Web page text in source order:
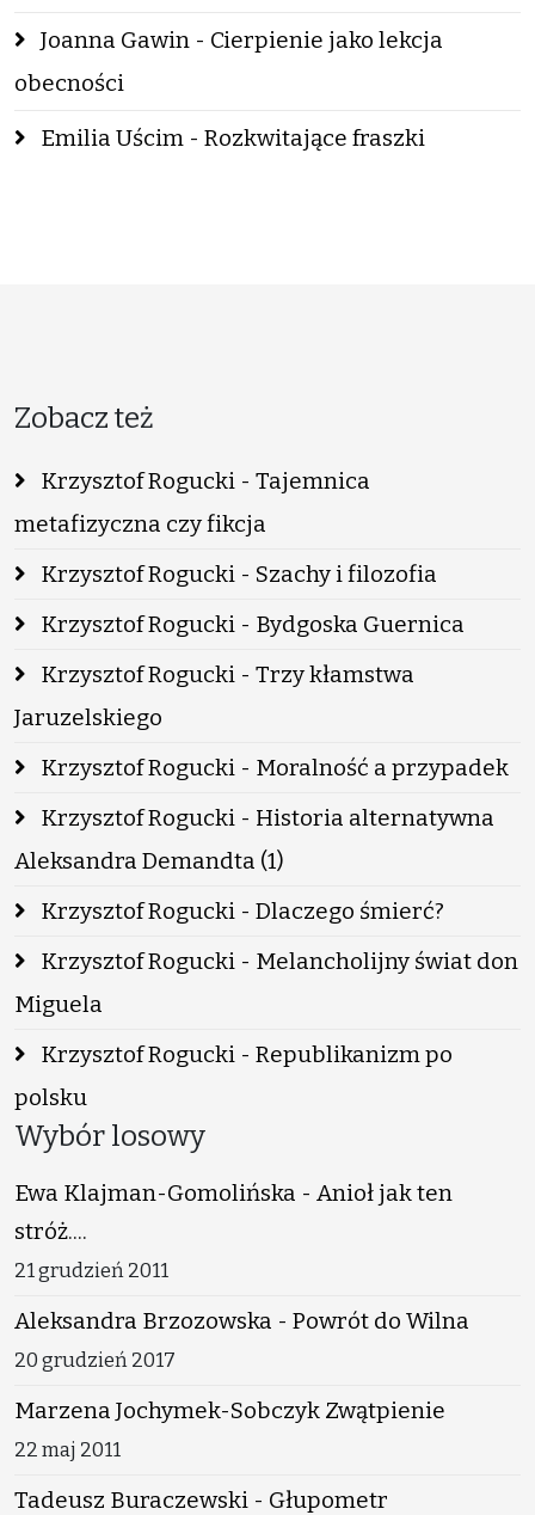
Joanna Gawin - Cierpienie jako lekcja
obecności
Emilia Uścim - Rozkwitające fraszki
Zobacz też
Krzysztof Rogucki - Tajemnica
metafizyczna czy fikcja
Krzysztof Rogucki - Szachy i filozofia
Krzysztof Rogucki - Bydgoska Guernica
Krzysztof Rogucki - Trzy kłamstwa
Jaruzelskiego
Krzysztof Rogucki - Moralność a przypadek
Krzysztof Rogucki - Historia alternatywna
Aleksandra Demandta (1)
Krzysztof Rogucki - Dlaczego śmierć?
Krzysztof Rogucki - Melancholijny świat don
Miguela
Krzysztof Rogucki - Republikanizm po
polsku
Wybór losowy
Ewa Klajman-Gomolińska - Anioł jak ten
stróż....
21 grudzień 2011
Aleksandra Brzozowska - Powrót do Wilna
20 grudzień 2017
Marzena Jochymek-Sobczyk Zwątpienie
22 maj 2011
Tadeusz Buraczewski - Głupometr